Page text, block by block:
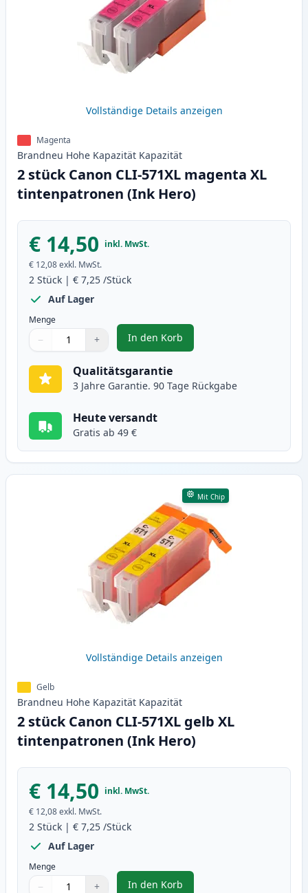
Vollständige Details anzeigen
Magenta
Brandneu Hohe Kapazität Kapazität
2 stück Canon CLI-571XL magenta XL
tintenpatronen (Ink Hero)
€ 14,50 inkl. MwSt.
€ 12,08exkl. MwSt.
2 Stück | € 7,25 /Stück
Auf Lager
Menge
Verwenden Sie die Tasten, um anzupassen
− +
1
In den Korb
, 2 stück Canon CLI-571XL
Qualitätsgarantie
3 Jahre Garantie. 90 Tage Rückgabe
Heute versandt
Gratis ab 49 €
Mit Chip
Vollständige Details anzeigen
Gelb
Brandneu Hohe Kapazität Kapazität
2 stück Canon CLI-571XL gelb XL
tintenpatronen (Ink Hero)
€ 14,50 inkl. MwSt.
€ 12,08exkl. MwSt.
2 Stück | € 7,25 /Stück
Auf Lager
Menge
− + In den Korb